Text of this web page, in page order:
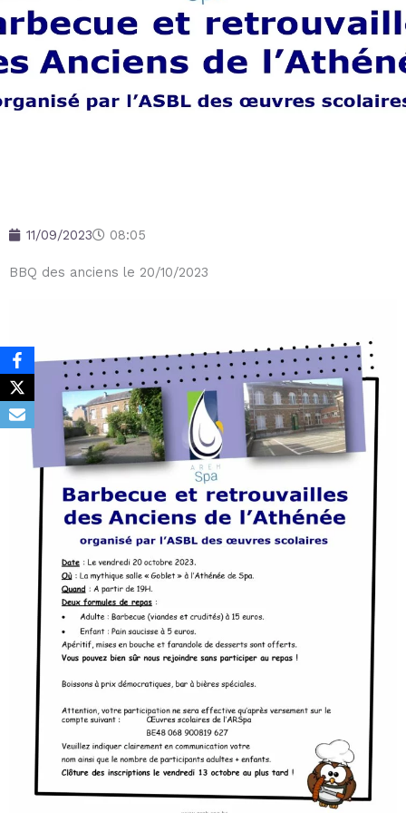
11/09/2023 08:05
BBQ des anciens le 20/10/2023